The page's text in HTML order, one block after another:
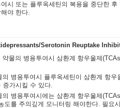
시 또는 플루옥세틴의 복용을 중단한
야 한다.
Serotonin Reuptake
물의 병용투여시 삼환계 항우울제
의 병용투여시 플루옥세틴이 삼환계 항
증가시킬 수 있다.
의 병용투여시에는 삼환계 항우울제
도를 주의깊게 모니터링 해야한다. 필요